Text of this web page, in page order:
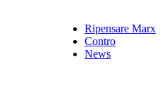
Ripensare Marx
Contro
News